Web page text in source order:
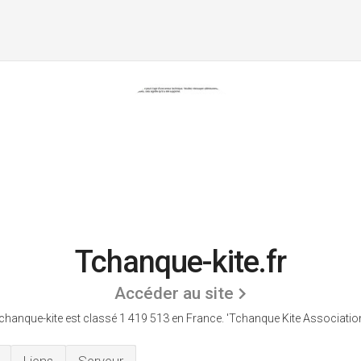
Tchanque-kite.fr
Accéder au site
kite est classé 1 419 513 en France. 'Tchanque Kite